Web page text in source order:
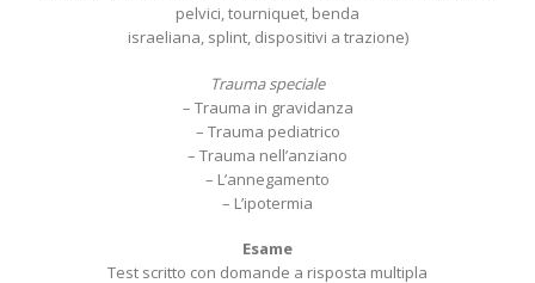
pelvici, tourniquet, benda
israeliana, splint, dispositivi a trazione)
Trauma speciale
– Trauma in gravidanza
– Trauma pediatrico
– Trauma nell’anziano
– L’annegamento
– L’ipotermia
Esame
Test scritto con domande a risposta multipla